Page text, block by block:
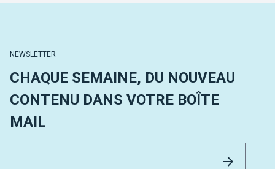
NEWSLETTER
CHAQUE SEMAINE, DU NOUVEAU
CONTENU DANS VOTRE BOÎTE
MAIL